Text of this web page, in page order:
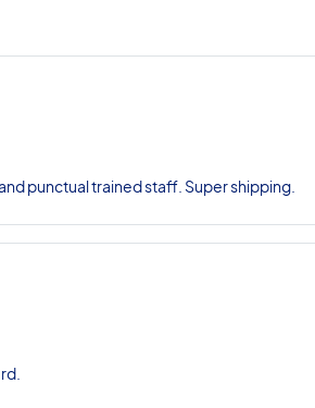
punctual trained staff. Super shipping.